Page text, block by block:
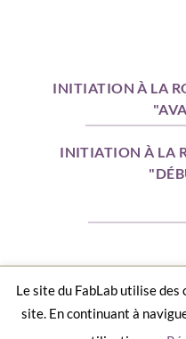
INITIATION À LA
INITIATION À LA
ACCUEIL AGENDA
Le
Le site du FabLab utilise
site. En continuant à